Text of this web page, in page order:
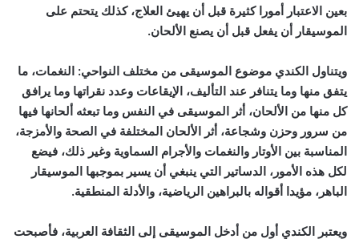
بعين الاعتبار أمورا كثيرة قبل أن يهيئ العلاج، كذلك يتحتم على
الموسيقار أن يفعل قبل أن يصنع الألحان.
ويتناول الكندي موضوع الموسيقى من مختلف النواحي: النغمات، ما
يتفق منها وما يتنافر عند التأليف، الإيقاعات وعدد نقراتها وما يرافق
كل منها من الألحان، أثر الموسيقى في النفس وما تبعثه ألحانها فيها
من سرور وحزن وشجاعة، أثر الألحان المختلفة في الصحة والأمزجة،
المناسبة بين الأوتار والنغمات والأجرام السماوية وغير ذلك، فيضع
لكل هذه الأمور، الدساتير التي ينبغي أن يسير بموجبها الموسيقار
الباهر، مؤيدا أقواله بالبراهين الرياضية، والأدلة المنطقية.
ويعتبر الكندي أول من أدخل الموسيقى إلى الثقافة العربية، فأصبحت